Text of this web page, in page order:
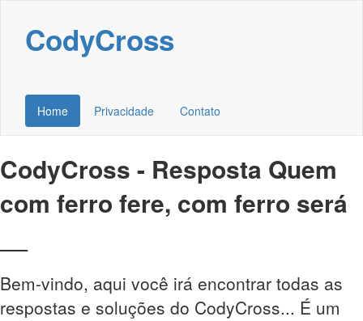
CodyCross
Home Privacidade Contato
CodyCross - Resposta Quem
com ferro fere, com ferro será
Bem-vindo, aqui você irá encontrar todas as
respostas e soluções do CodyCross... É um